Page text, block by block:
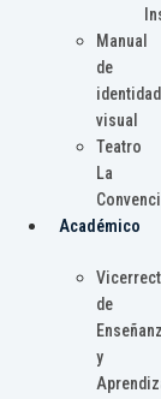
Manual
de
identidad
visual
Teatro
La
Académico
de
y